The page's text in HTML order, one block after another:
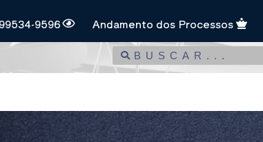
9596 Andamento dos Processos